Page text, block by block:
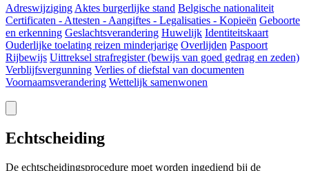
Adreswijziging Aktes burgerlijke stand Belgische nationaliteit
Certificaten - Attesten - Aangiftes - Legalisaties - Kopieën Geboorte
en erkenning Geslachtsverandering Huwelijk Identiteitskaart
Ouderlijke toelating reizen minderjarige Overlijden Paspoort
Rijbewijs Uittreksel strafregister (bewijs van goed gedrag en zeden)
Verblijfsvergunning Verlies of diefstal van documenten
Voornaamsverandering Wettelijk samenwonen
Echtscheiding
De echtscheidingsprocedure moet worden ingediend bij de